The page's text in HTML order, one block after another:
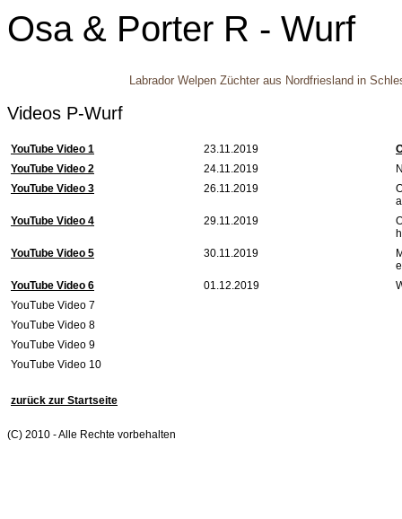
Osa & Porter R - Wurf
Labrador Welpen Züchter aus Nordfriesland in
Videos P-Wurf
YouTube Video 1 23.11.2019
YouTube Video 2
24.11.2019
YouTube Video 3
26.11.2019
YouTube Video 4
29.11.2019
YouTube Video 5
30.11.2019
YouTube Video 6
01.12.2019
YouTube Video 7
YouTube Video 8
YouTube Video 9
YouTube Video 10
zurück zur Startseite
(C) 2010 - Alle Rechte vorbehalten